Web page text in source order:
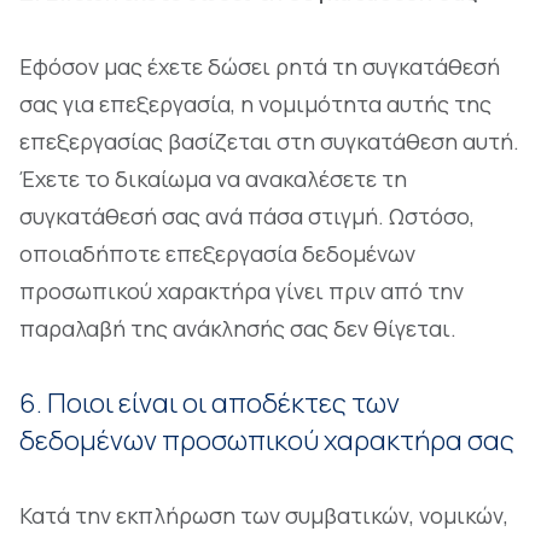
Εφόσον μας έχετε δώσει ρητά τη συγκατάθεσή
σας για επεξεργασία, η νομιμότητα αυτής της
επεξεργασίας βασίζεται στη συγκατάθεση αυτή.
Έχετε το δικαίωμα να ανακαλέσετε τη
συγκατάθεσή σας ανά πάσα στιγμή. Ωστόσο,
οποιαδήποτε επεξεργασία δεδομένων
προσωπικού χαρακτήρα γίνει πριν από την
παραλαβή της ανάκλησής σας δεν θίγεται.
6. Ποιοι είναι οι αποδέκτες των
δεδομένων προσωπικού χαρακτήρα σας
Κατά την εκπλήρωση των συμβατικών, νομικών,